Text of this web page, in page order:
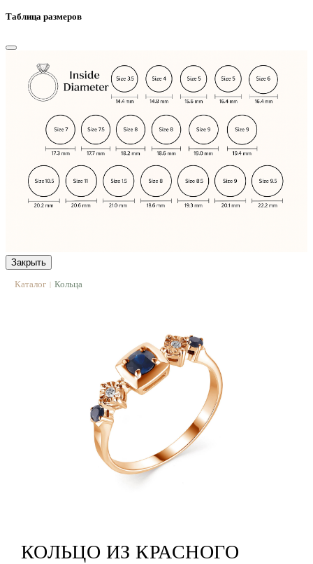
Таблица размеров
Закрыть
Каталог | Кольца
КОЛЬЦО ИЗ КРАСНОГО